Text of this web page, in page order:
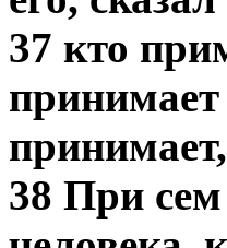
37 кто
38 При